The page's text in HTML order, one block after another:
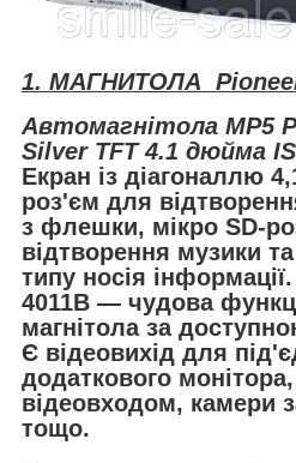
1. МАГНИТОЛА Pioneer
Автомагнітола MP5
Silver TFT 4.1 дюйма
Екран із діагоналлю
роз'єм для
з флешки, мікро SD-
відтворення музики
типу носія інформації.
4011B — чудова
магнітола за
Є відеовихід для
додаткового монітора,
відеовходом, камери
тощо.